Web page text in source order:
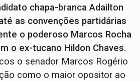
chapa-branca Adailton
as convenções partidárias
o poderoso Marcos Rocha
o ex-tucano Hildon Chaves.
o senador Marcos Rogério
como o maior opositor ao